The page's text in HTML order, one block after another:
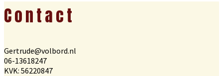
Footer
Contact
Gertrude@volbord.nl
06-13618247
KVK: 56220847